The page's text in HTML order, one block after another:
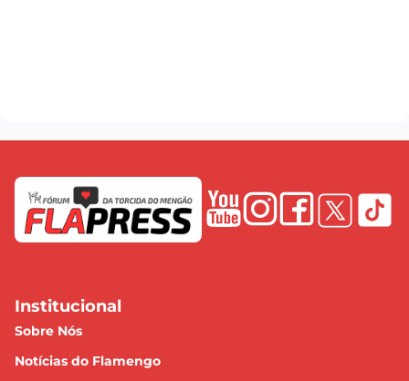
Institucional
Sobre Nós
Notícias do Flamengo